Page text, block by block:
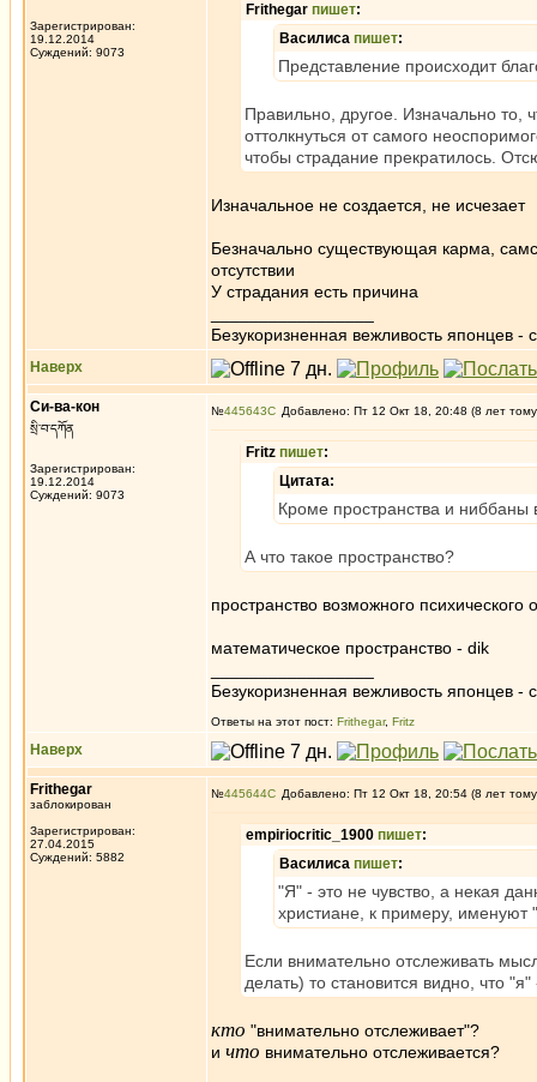
Зарегистрирован:
19.12.2014
Суждений: 9073
Frithegar пишет:
Василиса пишет:
Представление происходит
Правильно, другое. Изначально то,
оттолкнуться от самого
чтобы страдание прекратилось.
Изначальное не создается, не исчезает
Безначально существующая карма,
отсутствии
У страдания есть причина
Безукоризненная вежливость японцев -
Наверх
Си-ва-кон
སྲི་བ་དཀོན
Зарегистрирован:
19.12.2014
Суждений: 9073
№445643 Добавлено: Пт 12 Окт 18, 20:48 (8 лет
Fritz пишет:
Цитата:
Кроме пространства и ниббаны
А что такое пространство?
пространство возможного психического
математическое пространство - dik
Безукоризненная вежливость японцев -
Ответы на этот пост: Frithegar, Fritz
Наверх
Frithegar
заблокирован
Зарегистрирован:
27.04.2015
Суждений: 5882
№445644 Добавлено: Пт 12 Окт 18, 20:54 (8 лет
empiriocritic_1900 пишет:
Василиса пишет:
"Я" - это не чувство, а некая
христиане, к примеру, именуют
Если внимательно отслеживать
делать) то становится видно, что
кто "внимательно отслеживает"?
и что внимательно отслеживается?